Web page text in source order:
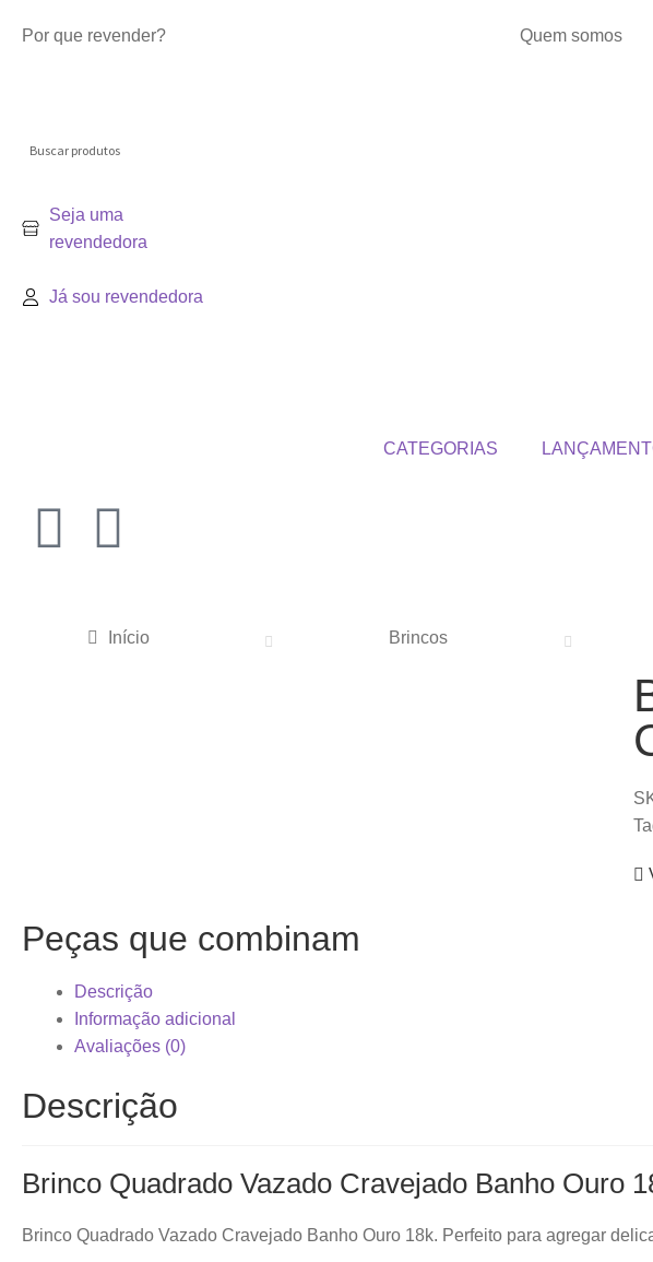
Por que revender? Quem somos
Seja uma
revendedora
Já sou revendedora
CATEGORIAS
Início Brincos
Peças que combinam
Descrição
Informação adicional
Avaliações (0)
Descrição
Brinco Quadrado Vazado Cravejado Banho Ouro
Brinco Quadrado Vazado Cravejado Banho Ouro 18k. Perfeito para agregar